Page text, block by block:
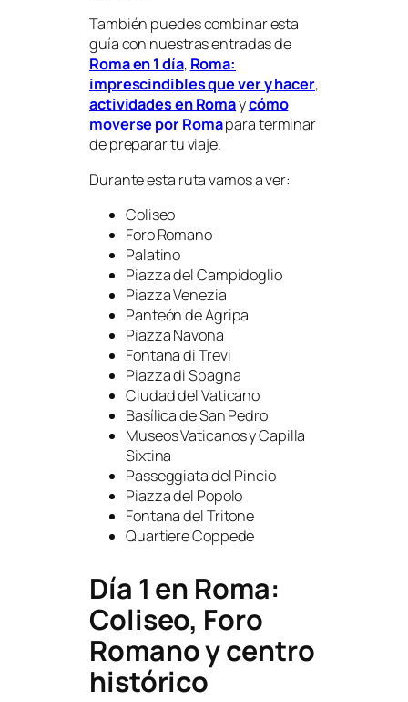
También puedes combinar esta
guía con nuestras entradas de
Roma en 1 día, Roma:
imprescindibles que ver y hacer,
actividades en Romaycómo
moverse por Romapara terminar
de preparar tu viaje.
Durante esta ruta vamos a ver:
Coliseo
Foro Romano
Palatino
Piazza del Campidoglio
Piazza Venezia
Panteón de Agripa
Piazza Navona
Fontana di Trevi
Piazza di Spagna
Ciudad del Vaticano
Basílica de San Pedro
Museos Vaticanos y Capilla
Sixtina
Passeggiata del Pincio
Piazza del Popolo
Fontana del Tritone
Quartiere Coppedè
Día 1 en Roma:
Coliseo, Foro
Romano y centro
histórico